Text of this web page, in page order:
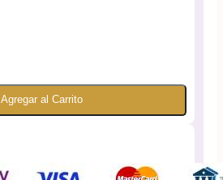
Agregar al Carrito